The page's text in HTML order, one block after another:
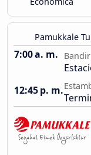
Pamukkale
7:00 a. m.
12:45 p. m.